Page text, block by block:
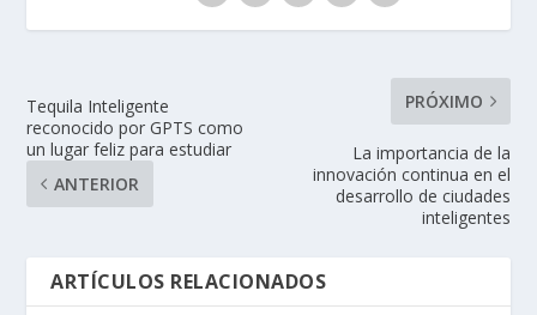
Tequila Inteligente
reconocido por GPTS como
un lugar feliz para estudiar
ANTERIOR
PRÓXIMO
La importancia de la
innovación continua en el
desarrollo de ciudades
inteligentes
ARTÍCULOS RELACIONADOS